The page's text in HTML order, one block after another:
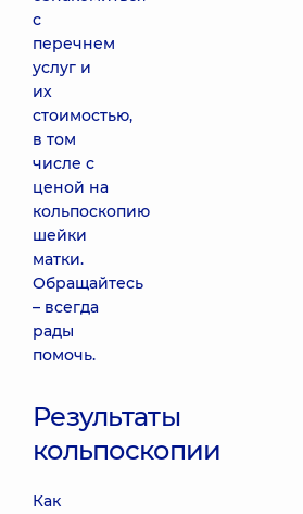
с
перечнем
услуг и
их
стоимостью,
в том
числе с
ценой на
кольпоскопию
шейки
матки.
Обращайтесь
– всегда
рады
помочь.
Результаты
кольпоскопии
Как